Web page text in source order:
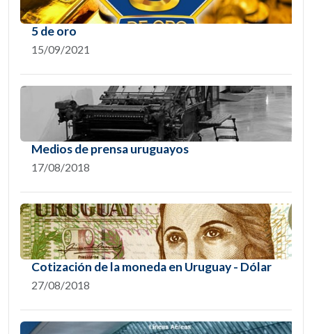
5 de oro
15/09/2021
Medios de prensa uruguayos
17/08/2018
Cotización de la moneda en Uruguay - Dólar
27/08/2018